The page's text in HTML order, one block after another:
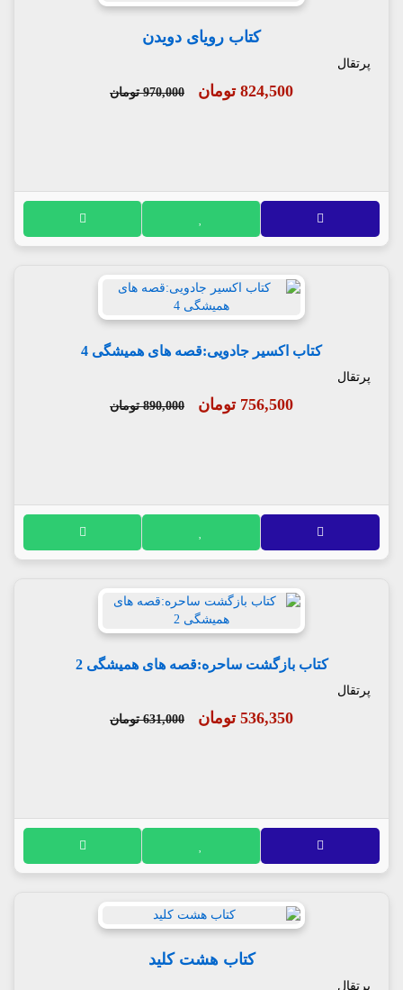
کتاب رویای دویدن
پرتقال
824,500 تومان 970,000 تومان
کتاب اکسیر جادویی:قصه های همیشگی 4
پرتقال
756,500 تومان 890,000 تومان
کتاب بازگشت ساحره:قصه های همیشگی 2
پرتقال
536,350 تومان 631,000 تومان
کتاب هشت کلید
پرتقال